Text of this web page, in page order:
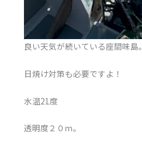
良い天気が続いている座間味島。
日焼け対策も必要ですよ！
水温21度
透明度２０ｍ。